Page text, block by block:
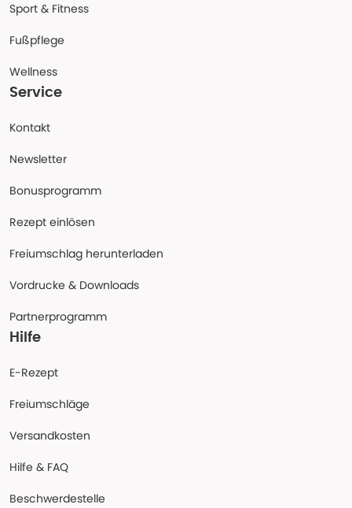
Sport & Fitness
Fußpflege
Wellness
Service
Kontakt
Newsletter
Bonusprogramm
Rezept einlösen
Freiumschlag herunterladen
Vordrucke & Downloads
Partnerprogramm
Hilfe
E-Rezept
Freiumschläge
Versandkosten
Hilfe & FAQ
Beschwerdestelle